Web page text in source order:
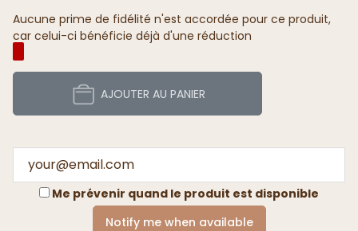
Aucune prime de fidélité n'est accordée pour ce produit,
car celui-ci bénéficie déjà d'une réduction
AJOUTER AU PANIER
Me prévenir quand le produit est disponible
Notify me when available